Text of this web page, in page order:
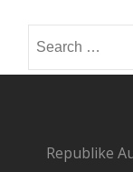
for:
Republike